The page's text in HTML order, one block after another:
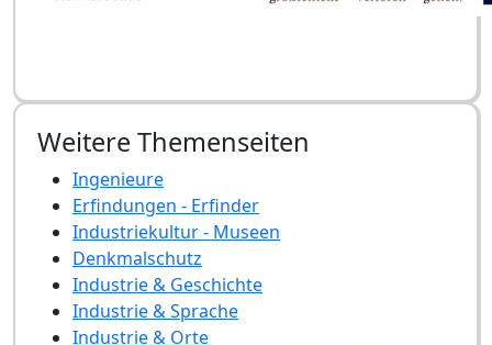
Weitere Themenseiten
Ingenieure
Erfindungen - Erfinder
Industriekultur - Museen
Denkmalschutz
Industrie & Geschichte
Industrie & Sprache
Industrie & Orte